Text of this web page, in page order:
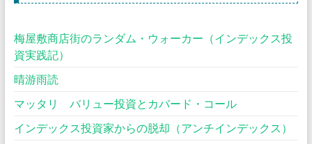
梅屋敷商店街のランダム・ウォーカー（インデックス投
資実践記）
晴游雨読
マッタリ バリュー投資とカバード・コール
インデックス投資家からの脱却（アンチインデックス）